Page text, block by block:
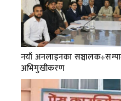
नयाँ अनलाइनका
अभिमुखीकरण